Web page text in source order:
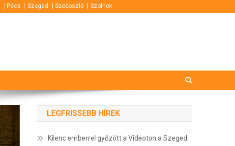
Pécs Szeged Szoboszló Szolnok
LEGFRISSEBB HÍREK
Kilenc emberrel győzött a Videoton a Szeged